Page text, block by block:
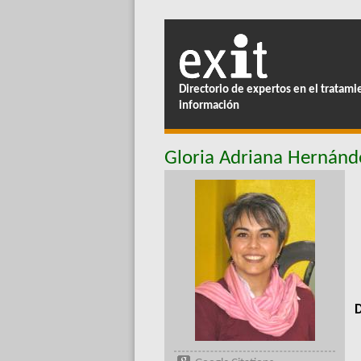
Directorio de expertos en el
información
Gloria Adriana